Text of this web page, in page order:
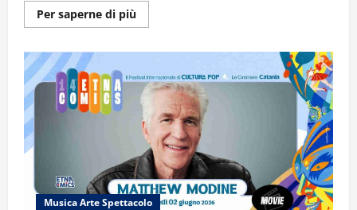
Per saperne di piùUlteriori
informazioni
DI
YOUTUBE:
FRAFFROG
OSPITE
DI
ETNA
COMICS
2026
Musica Arte Spettacolo